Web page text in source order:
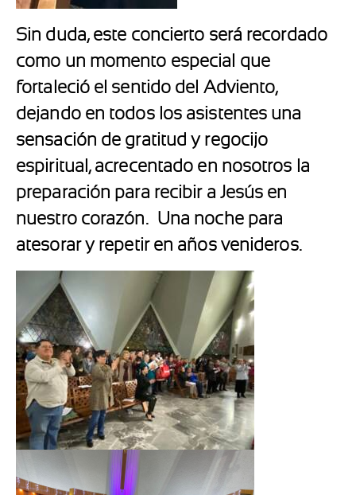
Sin duda, este concierto será recordado
como un momento especial que
fortaleció el sentido del Adviento,
dejando en todos los asistentes una
sensación de gratitud y regocijo
espiritual, acrecentado en nosotros la
preparación para recibir a Jesús en
nuestro corazón. Una noche para
atesorar y repetir en años venideros.